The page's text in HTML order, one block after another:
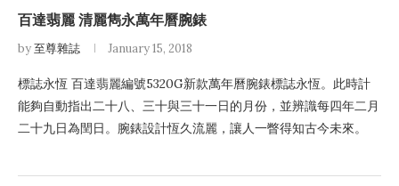
百達翡麗 清麗雋永萬年曆腕錶
by至尊雜誌 January 15, 2018
標誌永恆 百達翡麗編號5320G新款萬年曆腕錶標誌永恆。此時計
能夠自動指出二十八、三十與三十一日的月份，並辨識每四年二月
二十九日為閏日。腕錶設計恆久流麗，讓人一瞥得知古今未來。